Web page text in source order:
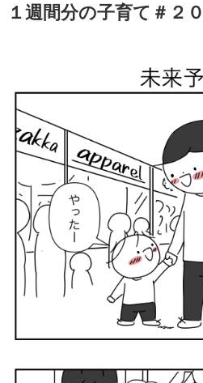
１週間分の子育て＃２